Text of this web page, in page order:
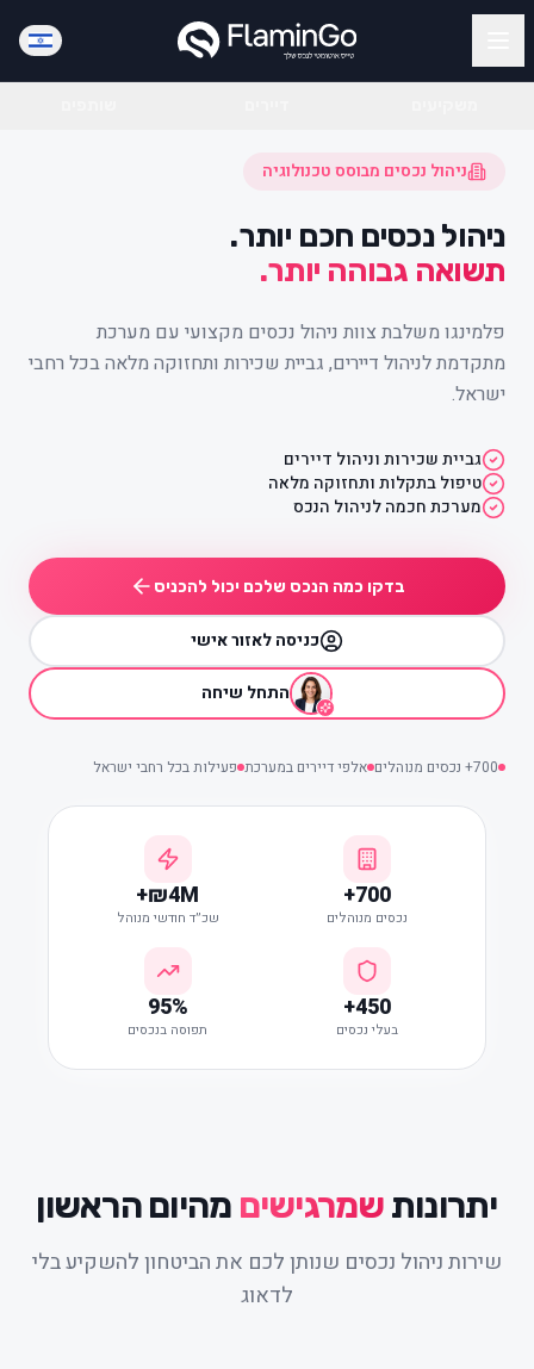
ניהול נכסים מבוסס טכנולוגיה
ניהול נכסים חכם יותר.
תשואה גבוהה יותר.
פלמינגו משלבת צוות ניהול נכסים מקצועי עם מערכת
מתקדמת לניהול דיירים, גביית שכירות ותחזוקה מלאה בכל רחבי
ישראל.
גביית שכירות וניהול דיירים
טיפול בתקלות ותחזוקה מלאה
מערכת חכמה לניהול הנכס
בדקו כמה הנכס שלכם יכול להכניס
כניסה לאזור אישי
התחל שיחה
700+ נכסים מנוהלים אלפי דיירים במערכת פעילות בכל רחבי ישראל
700+
נכסים מנוהלים
₪4M+
שכ״ד חודשי מנוהל
450+
בעלי נכסים
95%
תפוסה בנכסים
יתרונותשמרגישים מהיום הראשון
שירות ניהול נכסים שנותן לכם את הביטחון להשקיע בלי
לדאוג